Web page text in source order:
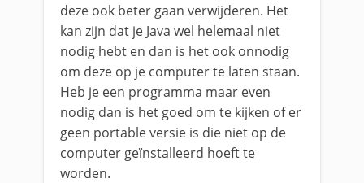
deze ook beter gaan verwijderen. Het
kan zijn dat je Java wel helemaal niet
nodig hebt en dan is het ook onnodig
om deze op je computer te laten staan.
Heb je een programma maar even
nodig dan is het goed om te kijken of er
geen portable versie is die niet op de
computer geïnstalleerd hoeft te
worden.